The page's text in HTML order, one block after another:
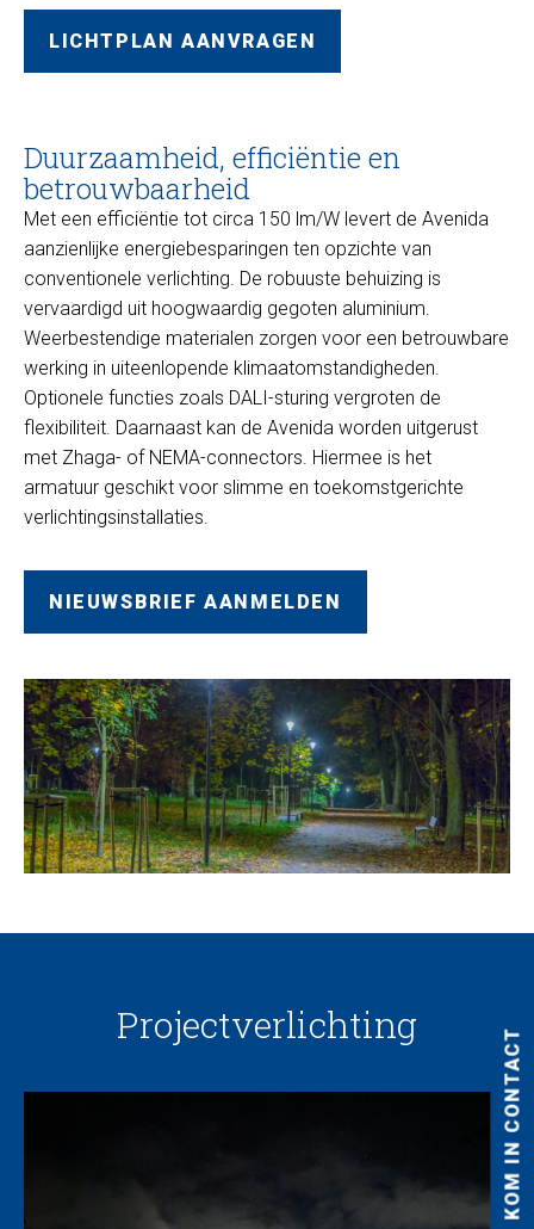
KOM IN CONTACT
LICHTPLAN AANVRAGEN
Duurzaamheid, efficiëntie en
betrouwbaarheid
Met een efficiëntie tot circa 150 lm/W levert de Avenida
aanzienlijke energiebesparingen ten opzichte van
conventionele verlichting. De robuuste behuizing is
vervaardigd uit hoogwaardig gegoten aluminium.
Weerbestendige materialen zorgen voor een betrouwbare
werking in uiteenlopende klimaatomstandigheden.
Optionele functies zoals DALI-sturing vergroten de
flexibiliteit. Daarnaast kan de Avenida worden uitgerust
met Zhaga- of NEMA-connectors. Hiermee is het
armatuur geschikt voor slimme en toekomstgerichte
verlichtingsinstallaties.
NIEUWSBRIEF AANMELDEN
Projectverlichting